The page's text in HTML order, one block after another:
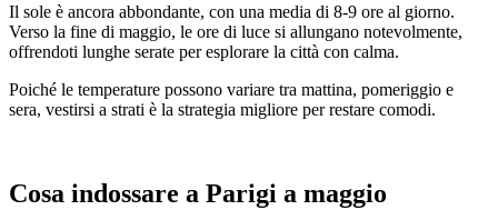
Il sole è ancora abbondante, con una media di 8-9 ore al giorno.
Verso la fine di maggio, le ore di luce si allungano notevolmente,
offrendoti lunghe serate per esplorare la città con calma.
Poiché le temperature possono variare tra mattina, pomeriggio e
sera, vestirsi a strati è la strategia migliore per restare comodi.
Cosa indossare a Parigi a maggio